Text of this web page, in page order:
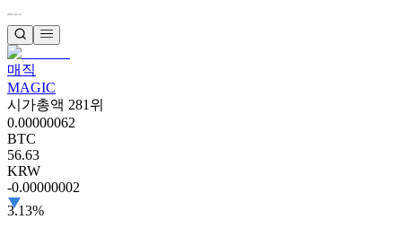
매직
MAGIC
시가총액 281위
0.00000062
BTC
56.63
KRW
-0.00000002
3.13%